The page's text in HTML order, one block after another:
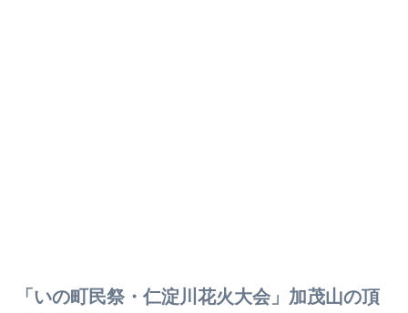
「いの町民祭・仁淀川花火大会」加茂山の頂